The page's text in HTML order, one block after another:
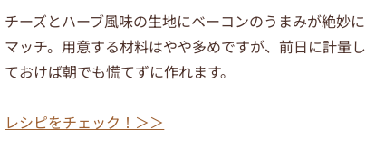
チーズとハーブ風味の生地にベーコンのうまみが絶妙に
マッチ。用意する材料はやや多めですが、前日に計量し
ておけば朝でも慌てずに作れます。
レシピをチェック！＞＞